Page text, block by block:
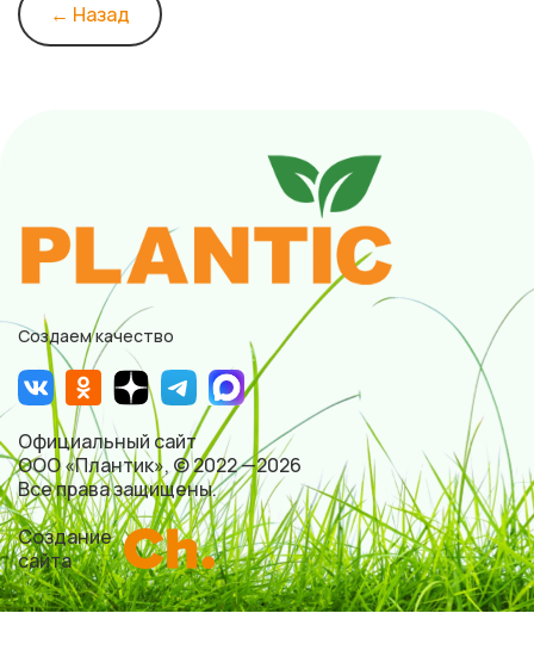
← Назад
Создаем качество
Официальный сайт
ООО «Плантик», © 2022 —2026
Все права защищены.
Создание
сайта